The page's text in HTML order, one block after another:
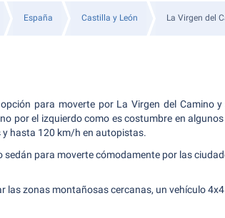
España Castilla y León La Virgen del
para moverte por La Virgen del Camino
por el izquierdo como es costumbre en
hasta 120 km/h en autopistas.
para moverte cómodamente por las
las zonas montañosas cercanas, un vehículo